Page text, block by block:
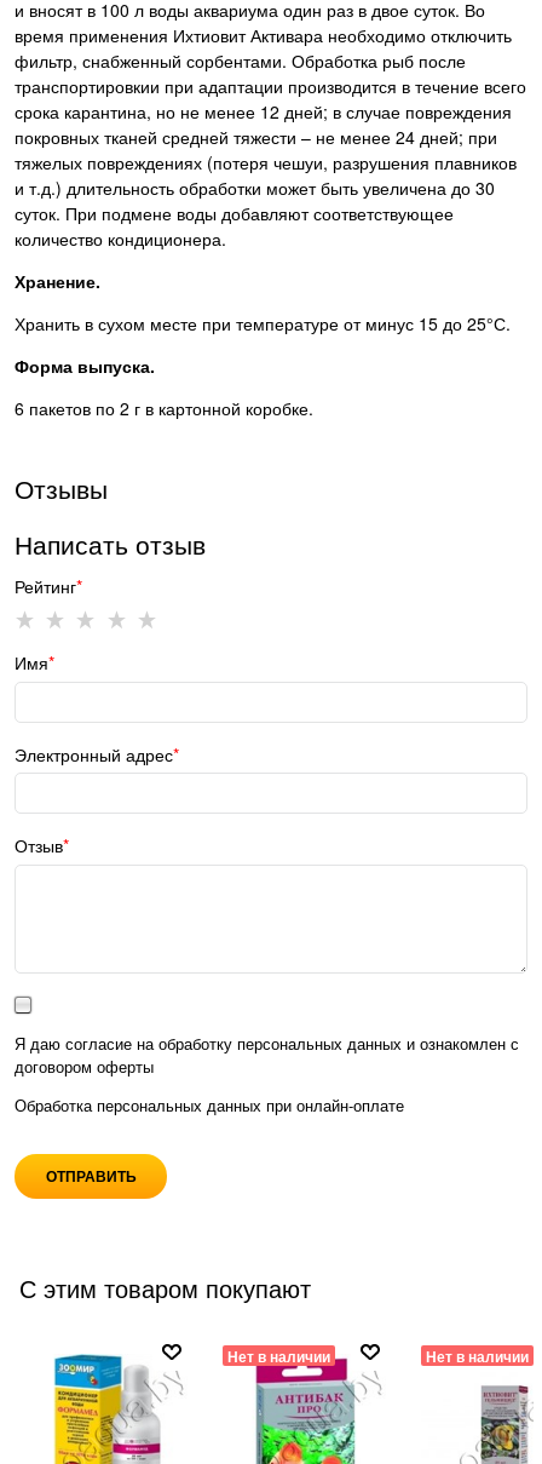
и вносят в 100 л воды аквариума один раз в двое суток. Во
время применения Ихтиовит Активара необходимо отключить
фильтр, снабженный сорбентами. Обработка рыб после
транспортировкии при адаптации производится в течение всего
срока карантина, но не менее 12 дней; в случае повреждения
покровных тканей средней тяжести – не менее 24 дней; при
тяжелых повреждениях (потеря чешуи, разрушения плавников
и т.д.) длительность обработки может быть увеличена до 30
суток. При подмене воды добавляют соответствующее
количество кондиционера.
Хранение.
Хранить в сухом месте при температуре от минус 15 до 25°С.
Форма выпуска.
6 пакетов по 2 г в картонной коробке.
Отзывы
Написать отзыв
Рейтинг
Имя
Электронный адрес
Отзыв
Я даю согласие на обработку персональных данных и ознакомлен с
договором оферты
Обработка персональных данных при онлайн-оплате
С этим товаром покупают
Нет в наличии Нет в наличии